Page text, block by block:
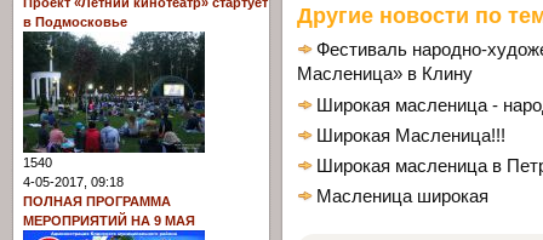
Другие новости по
Фестиваль народно-
Масленица» в Клину
Широкая масленица -
Широкая Масленица!!!
Широкая масленица в
Масленица широкая
в Подмосковье
1540
4-05-2017, 09:18
ПОЛНАЯ ПРОГРАММА
МЕРОПРИЯТИЙ НА 9 МАЯ